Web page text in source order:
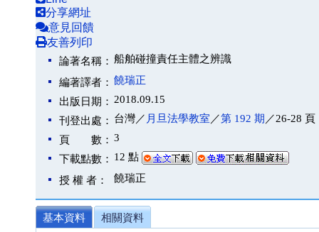
分享網址
意見回饋
友善列印
論著名稱： 船舶碰撞責任主體之辨識
編著譯者： 饒瑞正
出版日期： 2018.09.15
刊登出處： 台灣／ 月旦法學教室 ／第 192 期 ／26-28 頁
頁 數： 3
下載點數： 12 點
授 權 者： 饒瑞正
基本資料
相關資料